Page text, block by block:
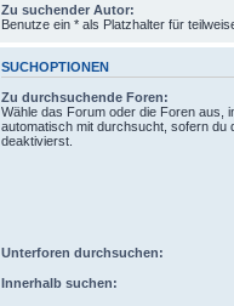
Zu suchender Autor:
Benutze ein * als Platzhalter für
SUCHOPTIONEN
Zu durchsuchende Foren:
Wähle das Forum oder die Foren aus,
automatisch mit durchsucht, sofern du
deaktivierst.
Unterforen durchsuchen:
Innerhalb suchen: